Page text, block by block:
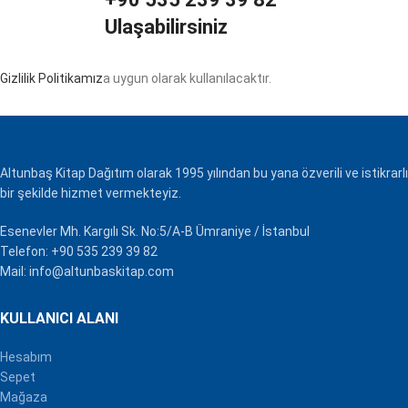
Ulaşabilirsiniz
Gizlilik Politikamıza uygun olarak kullanılacaktır.
Altunbaş Kitap Dağıtım olarak 1995 yılından bu yana özverili ve istikrarlı
bir şekilde hizmet vermekteyiz.
Esenevler Mh. Kargılı Sk. No:5/A-B Ümraniye / İstanbul
Telefon: +90 535 239 39 82
Mail: info@altunbaskitap.com
KULLANICI ALANI
Hesabım
Sepet
Mağaza